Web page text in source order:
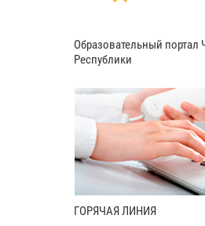
Образовательный портал
Республики
ГОРЯЧАЯ ЛИНИЯ